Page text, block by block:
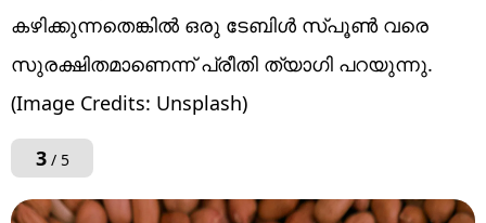
കഴിക്കുന്നതെങ്കിൽ ഒരു ടേബിൾ സ്പൂൺ വരെ
സുരക്ഷിതമാണെന്ന് പ്രീതി ത്യാഗി പറയുന്നു.
(Image Credits: Unsplash)
3/ 5